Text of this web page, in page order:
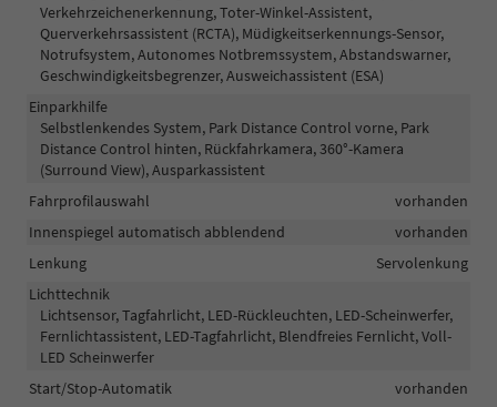
Verkehrzeichenerkennung, Toter-Winkel-Assistent,
Querverkehrsassistent (RCTA), Müdigkeitserkennungs-Sensor,
Notrufsystem, Autonomes Notbremssystem, Abstandswarner,
Geschwindigkeitsbegrenzer, Ausweichassistent (ESA)
Einparkhilfe
Selbstlenkendes System, Park Distance Control vorne, Park
Distance Control hinten, Rückfahrkamera, 360°-Kamera
(Surround View), Ausparkassistent
Fahrprofilauswahl
vorhanden
Innenspiegel automatisch abblendend
vorhanden
Lenkung
Servolenkung
Lichttechnik
Lichtsensor, Tagfahrlicht, LED-Rückleuchten, LED-Scheinwerfer,
Fernlichtassistent, LED-Tagfahrlicht, Blendfreies Fernlicht, Voll-
LED Scheinwerfer
Start/Stop-Automatik
vorhanden